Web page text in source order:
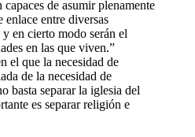
de asumir plenamente
enlace entre diversas
en cierto modo serán el
en las que viven.”
el que la necesidad de
de la necesidad de
basta separar la iglesia del
es separar religión e